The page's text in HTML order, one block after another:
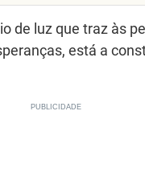
de luz que traz às
está a